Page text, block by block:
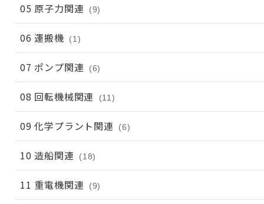
05 原子力関連 (9)
06 運搬機 (1)
07 ポンプ関連 (6)
08 回転機械関連 (11)
09 化学プラント関連 (6)
10 造船関連 (18)
11 重電機関連 (9)